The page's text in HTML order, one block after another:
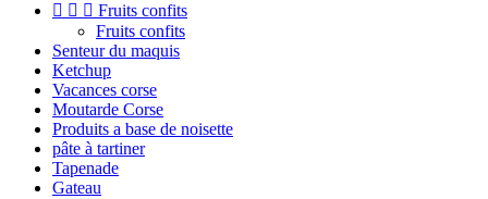
   Fruits confits
Fruits confits
Senteur du maquis
Ketchup
Vacances corse
Moutarde Corse
Produits a base de noisette
pâte à tartiner
Tapenade
Gateau